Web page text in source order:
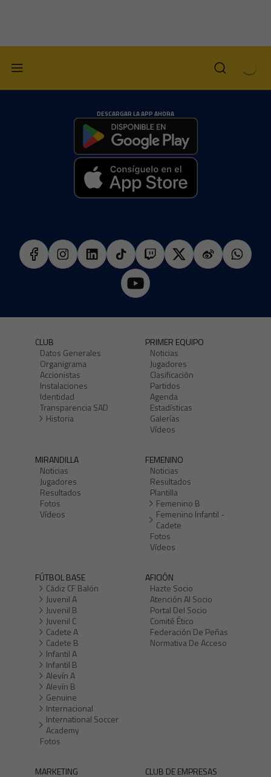
DESCARGAR LA APP AHORA
CLUB
Datos Generales
Organigrama
Accionistas
Instalaciones
Identidad
Transparencia SAD
Historia
PRIMER EQUIPO
Noticias
Jugadores
Clasificación
Partidos
Agenda
Estadísticas
Galerías
Vídeos
MIRANDILLA
Noticias
Jugadores
Resultados
Fotos
Vídeos
FEMENINO
Noticias
Resultados
Plantilla
Femenino B
Femenino Infantil -
Cadete
Fotos
Vídeos
FÚTBOL BASE
Cádiz CF Balón
Juvenil A
Juvenil B
Juvenil C
Cadete A
Cadete B
Infantil A
Infantil B
Alevín A
Alevín B
Genuine
Internacional
International Soccer
Academy
Fotos
AFICIÓN
Hazte Socio
Atención Al Socio
Portal Del Socio
Comité Ético
Federación De Peñas
Normativa De Acceso
MARKETING
CLUB DE EMPRESAS